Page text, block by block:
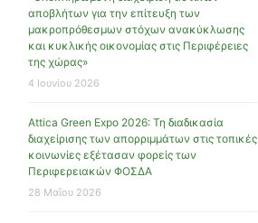
αποβλήτων για την επίτευξη των
μακροπρόθεσμων στόχων ανακύκλωσης
και κυκλικής οικονομίας στις Περιφέρειες
της χώρας»
4 Ιουνίου 2026
Attica Green Expo 2026: Τη διαδικασία
διαχείρισης των απορριμμάτων στις τοπικές
κοινωνίες εξέτασαν φορείς των
Περιφερειακών ΦΟΣΔΑ
28 Μαΐου 2026